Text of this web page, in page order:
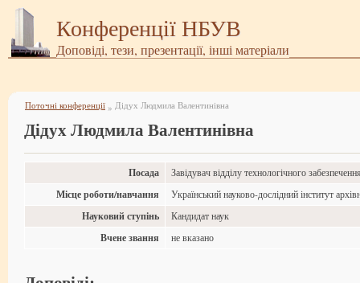
Конференції НБУВ
Доповіді, тези, презентації, інші матеріали
Поточні конференції » Дідух Людмила Валентинівна
Дідух Людмила Валентинівна
Посада Завідувач відділу технологічного
Місце роботи/навчання Український науково-дослідний інститут
Науковий ступінь Кандидат наук
Вчене звання не вказано